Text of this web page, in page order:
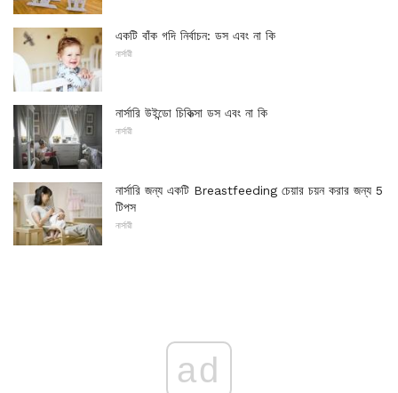
একটি বাঁক গদি নির্বাচন: ডস এবং না কি
নার্সারী
নার্সারি উইন্ডো চিকিত্সা ডস এবং না কি
নার্সারী
নার্সারি জন্য একটি Breastfeeding চেয়ার চয়ন করার জন্য 5
টিপস
নার্সারী
ad